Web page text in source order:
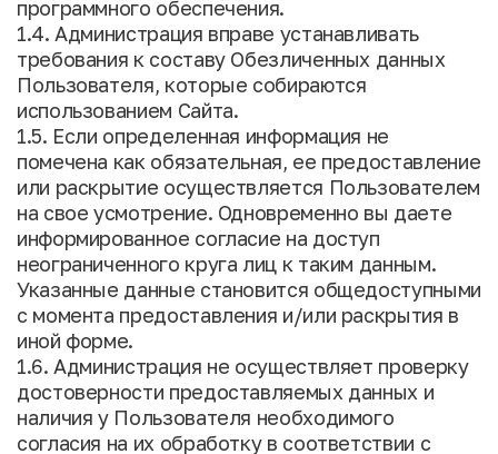
программного обеспечения.
1.4. Администрация вправе устанавливать
требования к составу Обезличенных данных
Пользователя, которые собираются
использованием Сайта.
1.5. Если определенная информация не
помечена как обязательная, ее предоставление
или раскрытие осуществляется Пользователем
на свое усмотрение. Одновременно вы даете
информированное согласие на доступ
неограниченного круга лиц к таким данным.
Указанные данные становится общедоступными
с момента предоставления и/или раскрытия в
иной форме.
1.6. Администрация не осуществляет проверку
достоверности предоставляемых данных и
наличия у Пользователя необходимого
согласия на их обработку в соответствии с